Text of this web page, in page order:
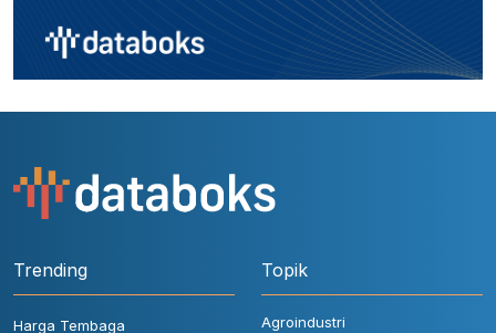
Trending
Harga Tembaga
Topik
Agroindustri